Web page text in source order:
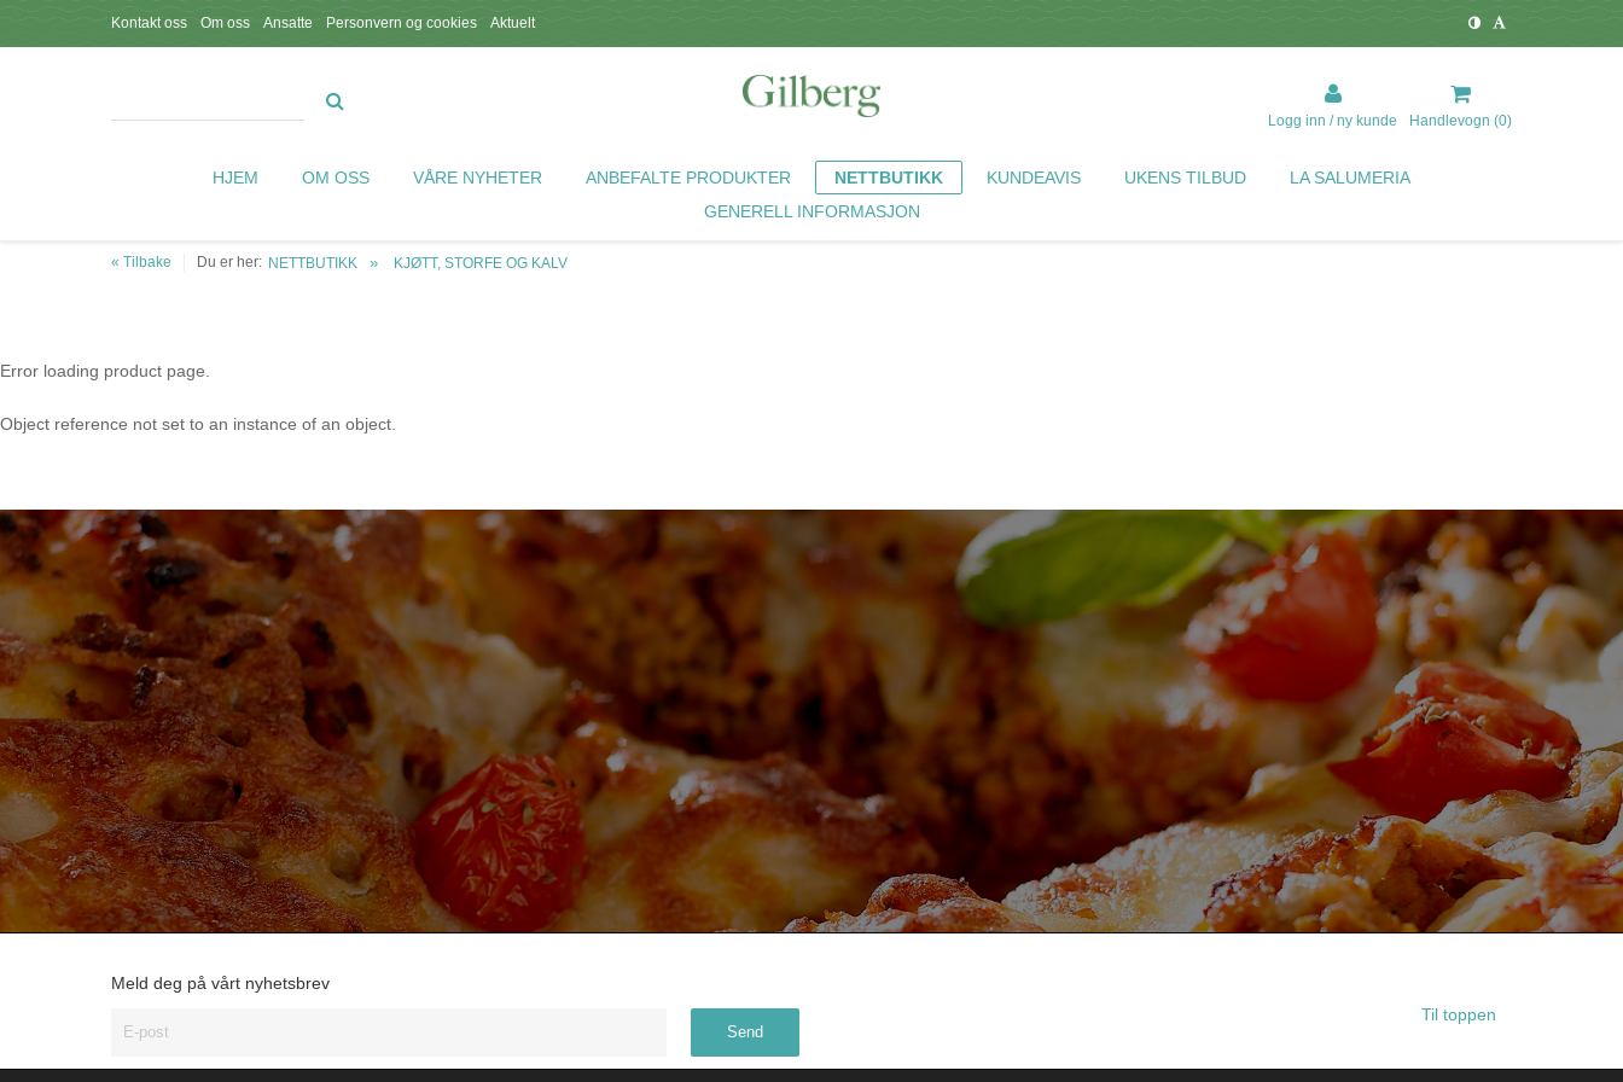
Kontakt oss Om oss Ansatte Personvern og cookies Aktuelt
Logg inn / ny kunde Handlevogn (0)
HJEM OM OSS VÅRE NYHETER ANBEFALTE PRODUKTER NETTBUTIKK KUNDEAVIS UKENS TILBUD
LA SALUMERIA
GENERELL INFORMASJON
« Tilbake Du er her: NETTBUTIKK KJØTT, STORFE OG KALV
Error loading product page.
Object reference not set to an instance of an object.
Meld deg på vårt nyhetsbrev
Til toppen